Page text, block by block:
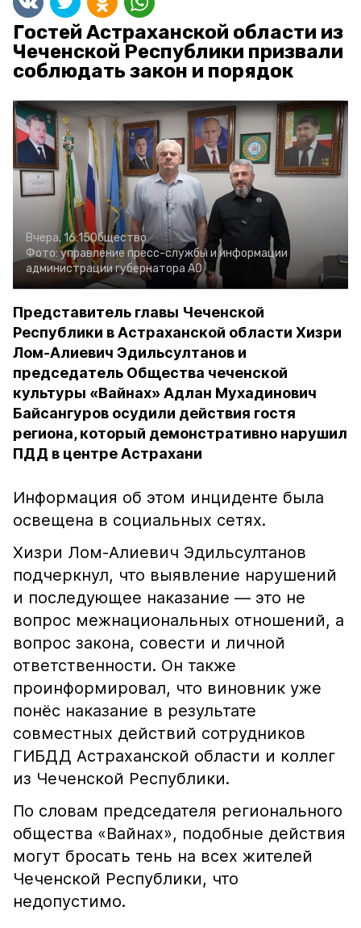
Гостей Астраханской области из
Чеченской Республики призвали
соблюдать закон и порядок
Вчера, 16:15Общество
Фото: управление пресс-службы и информации
администрации губернатора АО
Представитель главы Чеченской
Республики в Астраханской области Хизри
Лом-Алиевич Эдильсултанов и
председатель Общества чеченской
культуры «Вайнах» Адлан Мухадинович
Байсангуров осудили действия гостя
региона, который демонстративно нарушил
ПДД в центре Астрахани
Информация об этом инциденте была
освещена в социальных сетях.
Хизри Лом-Алиевич Эдильсултанов
подчеркнул, что выявление нарушений
и последующее наказание — это не
вопрос межнациональных отношений, а
вопрос закона, совести и личной
ответственности. Он также
проинформировал, что виновник уже
понёс наказание в результате
совместных действий сотрудников
ГИБДД Астраханской области и коллег
из Чеченской Республики.
По словам председателя регионального
общества «Вайнах», подобные действия
могут бросать тень на всех жителей
Чеченской Республики, что
недопустимо.